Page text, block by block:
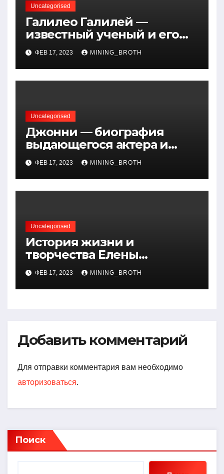
Uncategorised
Галилео Галилей —
известный ученый и его
открытия — краткая
биография, достижения и
вклад в науку
ФЕВ 17, 2023 MINING_BROTH
Uncategorised
Джонни — биография
выдающегося актера и
талантливого певца, чья
артистичность захватывает
миллионы сердец
ФЕВ 17, 2023 MINING_BROTH
Uncategorised
История жизни и
творчества Елены
Дубровской — биография,
достижения, интересные
факты
ФЕВ 17, 2023 MINING_BROTH
Добавить комментарий
Для отправки комментария вам необходимо
авторизоваться.
Поиск